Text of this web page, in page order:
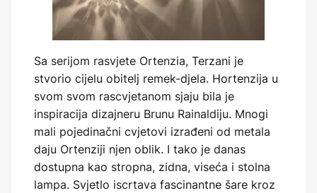
Sa serijom rasvjete Ortenzia, Terzani je
stvorio cijelu obitelj remek-djela. Hortenzija u
svom svom rascvjetanom sjaju bila je
inspiracija dizajneru Brunu Rainaldiju. Mnogi
mali pojedinačni cvjetovi izrađeni od metala
daju Ortenziji njen oblik. I tako je danas
dostupna kao stropna, zidna, viseća i stolna
lampa. Svjetlo iscrtava fascinantne šare kroz